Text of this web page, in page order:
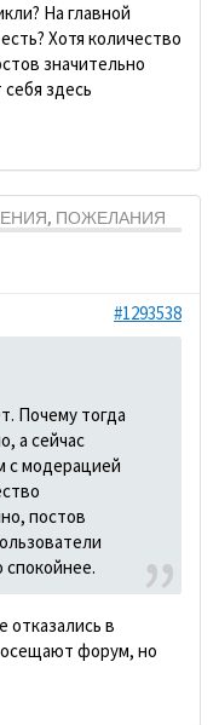
На главной
Хотя количество
значительно
здесь
ПОЖЕЛАНИЯ
#1293538
Почему тогда
а сейчас
с модерацией
постов
спокойнее.
отказались в
форум, но